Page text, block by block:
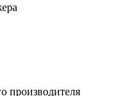
производителя